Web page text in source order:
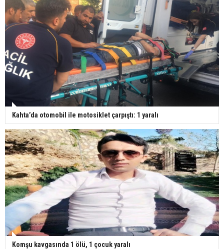
Kahta’da otomobil ile motosiklet çarpıştı: 1 yaralı
Komşu kavgasında 1 ölü, 1 çocuk yaralı